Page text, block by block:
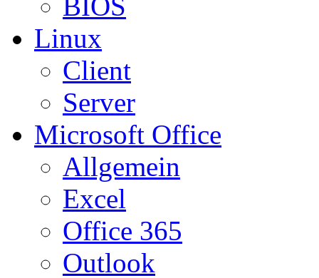
Linux
Client
Server
Microsoft Office
Allgemein
Excel
Office 365
Outlook